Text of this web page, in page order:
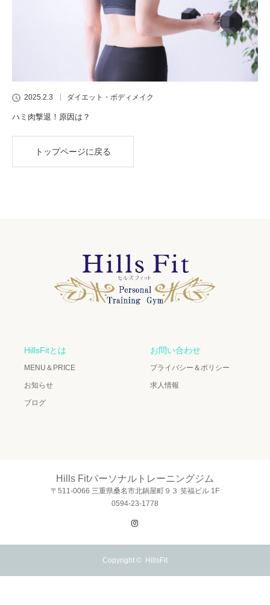
2025.2.3 ダイエット・ボディメイク
ハミ肉撃退！原因は？
トップページに戻る
HillsFitとは
MENU＆PRICE
お知らせ
ブログ
お問い合わせ
プライバシー＆ポリシー
求人情報
Hills Fitパーソナルトレーニングジム
〒511-0066 三重県桑名市北鍋屋町９３ 笑福ビル 1F
0594-23-1778
Copyright © HillsFit